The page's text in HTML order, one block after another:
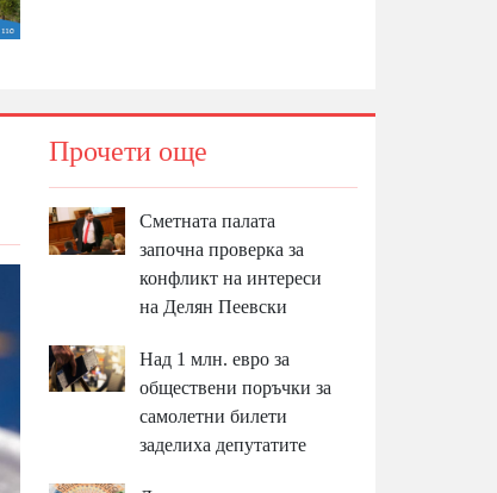
Прочети още
Сметната палата
започна проверка за
конфликт на интереси
на Делян Пеевски
Над 1 млн. евро за
обществени поръчки за
самолетни билети
заделиха депутатите